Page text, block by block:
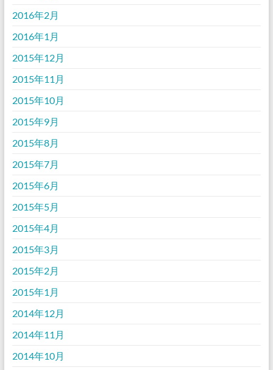
2016年2月
2016年1月
2015年12月
2015年11月
2015年10月
2015年9月
2015年8月
2015年7月
2015年6月
2015年5月
2015年4月
2015年3月
2015年2月
2015年1月
2014年12月
2014年11月
2014年10月